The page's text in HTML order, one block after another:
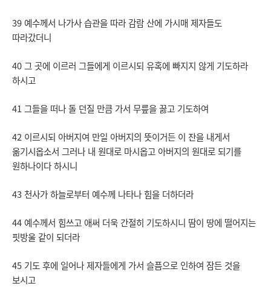
39 예수께서 나가사 습관을 따라 감람 산에 가시매 제자들도
따라갔더니
40 그 곳에 이르러 그들에게 이르시되 유혹에 빠지지 않게 기도하라
하시고
41 그들을 떠나 돌 던질 만큼 가서 무릎을 꿇고 기도하여
42 이르시되 아버지여 만일 아버지의 뜻이거든 이 잔을 내게서
옮기시옵소서 그러나 내 원대로 마시옵고 아버지의 원대로 되기를
원하나이다 하시니
43 천사가 하늘로부터 예수께 나타나 힘을 더하더라
44 예수께서 힘쓰고 애써 더욱 간절히 기도하시니 땀이 땅에 떨어지는
핏방울 같이 되더라
45 기도 후에 일어나 제자들에게 가서 슬픔으로 인하여 잠든 것을
보시고